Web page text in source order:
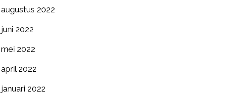
augustus 2022
juni 2022
mei 2022
april 2022
januari 2022